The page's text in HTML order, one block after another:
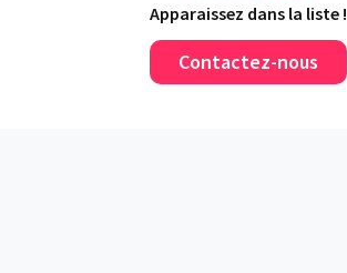
Apparaissez dans la liste !
Contactez-nous